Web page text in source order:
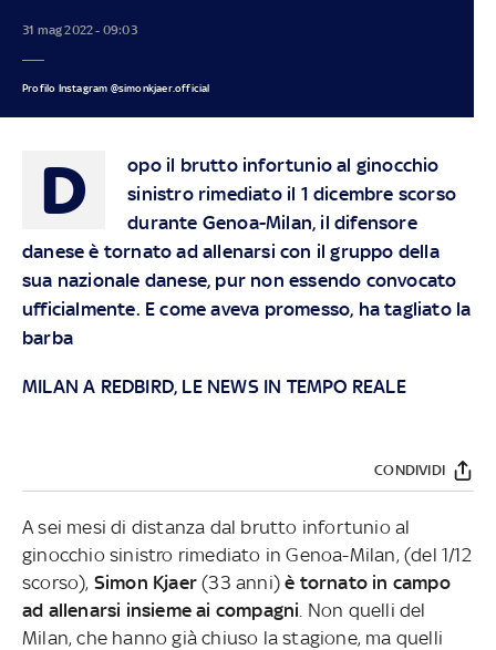
31 mag 2022 - 09:03
Profilo Instagram @simonkjaer.official
D
opo il brutto infortunio al ginocchio
sinistro rimediato il 1 dicembre scorso
durante Genoa-Milan, il difensore
danese è tornato ad allenarsi con il gruppo della
sua nazionale danese, pur non essendo convocato
ufficialmente. E come aveva promesso, ha tagliato la
barba
MILAN A REDBIRD, LE NEWS IN TEMPO REALE
CONDIVIDI
A sei mesi di distanza dal brutto infortunio al
ginocchio sinistro rimediato in Genoa-Milan, (del 1/12
scorso), Simon Kjaer(33 anni)è tornato in campo
ad allenarsi insieme ai compagni . Non quelli del
Milan, che hanno già chiuso la stagione, ma quelli